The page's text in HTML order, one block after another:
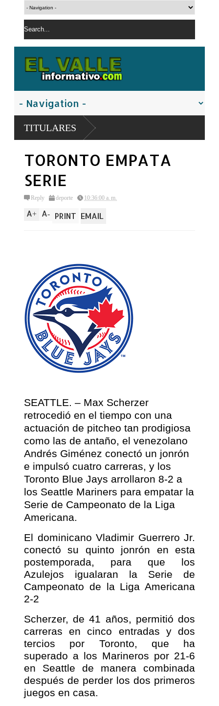
TITULARES
TORONTO EMPATA
SERIE
Reply deporte 10:36:00 a. m.
A+ A- PRINT EMAIL
SEATTLE. – Max Scherzer
retrocedió en el tiempo con una
actuación de pitcheo tan prodigiosa
como las de antaño, el venezolano
Andrés Giménez conectó un jonrón
e impulsó cuatro carreras, y los
Toronto Blue Jays arrollaron 8-2 a
los Seattle Mariners para empatar la
Serie de Campeonato de la Liga
Americana.
El dominicano Vladimir Guerrero Jr.
conectó su quinto jonrón en esta
postemporada, para que los
Azulejos igualaran la Serie de
Campeonato de la Liga Americana
2-2
Scherzer, de 41 años, permitió dos
carreras en cinco entradas y dos
tercios por Toronto, que ha
superado a los Marineros por 21-6
en Seattle de manera combinada
después de perder los dos primeros
juegos en casa.